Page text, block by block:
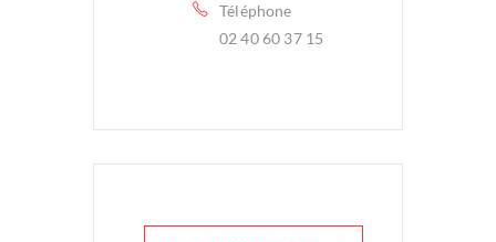
Téléphone
02 40 60 37 15